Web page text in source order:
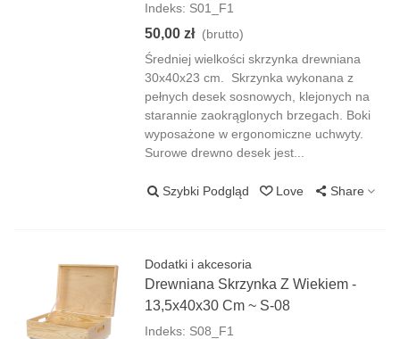
Indeks: S01_F1
50,00 zł (brutto)
Średniej wielkości skrzynka drewniana
30x40x23 cm. Skrzynka wykonana z
pełnych desek sosnowych, klejonych na
starannie zaokrąglonych brzegach. Boki
wyposażone w ergonomiczne uchwyty.
Surowe drewno desek jest...
Szybki Podgląd Love Share
Dodatki i akcesoria
Drewniana Skrzynka Z Wiekiem -
13,5x40x30 Cm ~ S-08
Indeks: S08_F1